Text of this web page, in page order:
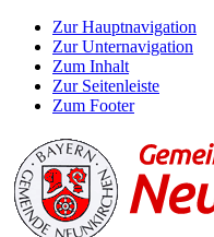
Zur Hauptnavigation
Zur Unternavigation
Zum Inhalt
Zur Seitenleiste
Zum Footer